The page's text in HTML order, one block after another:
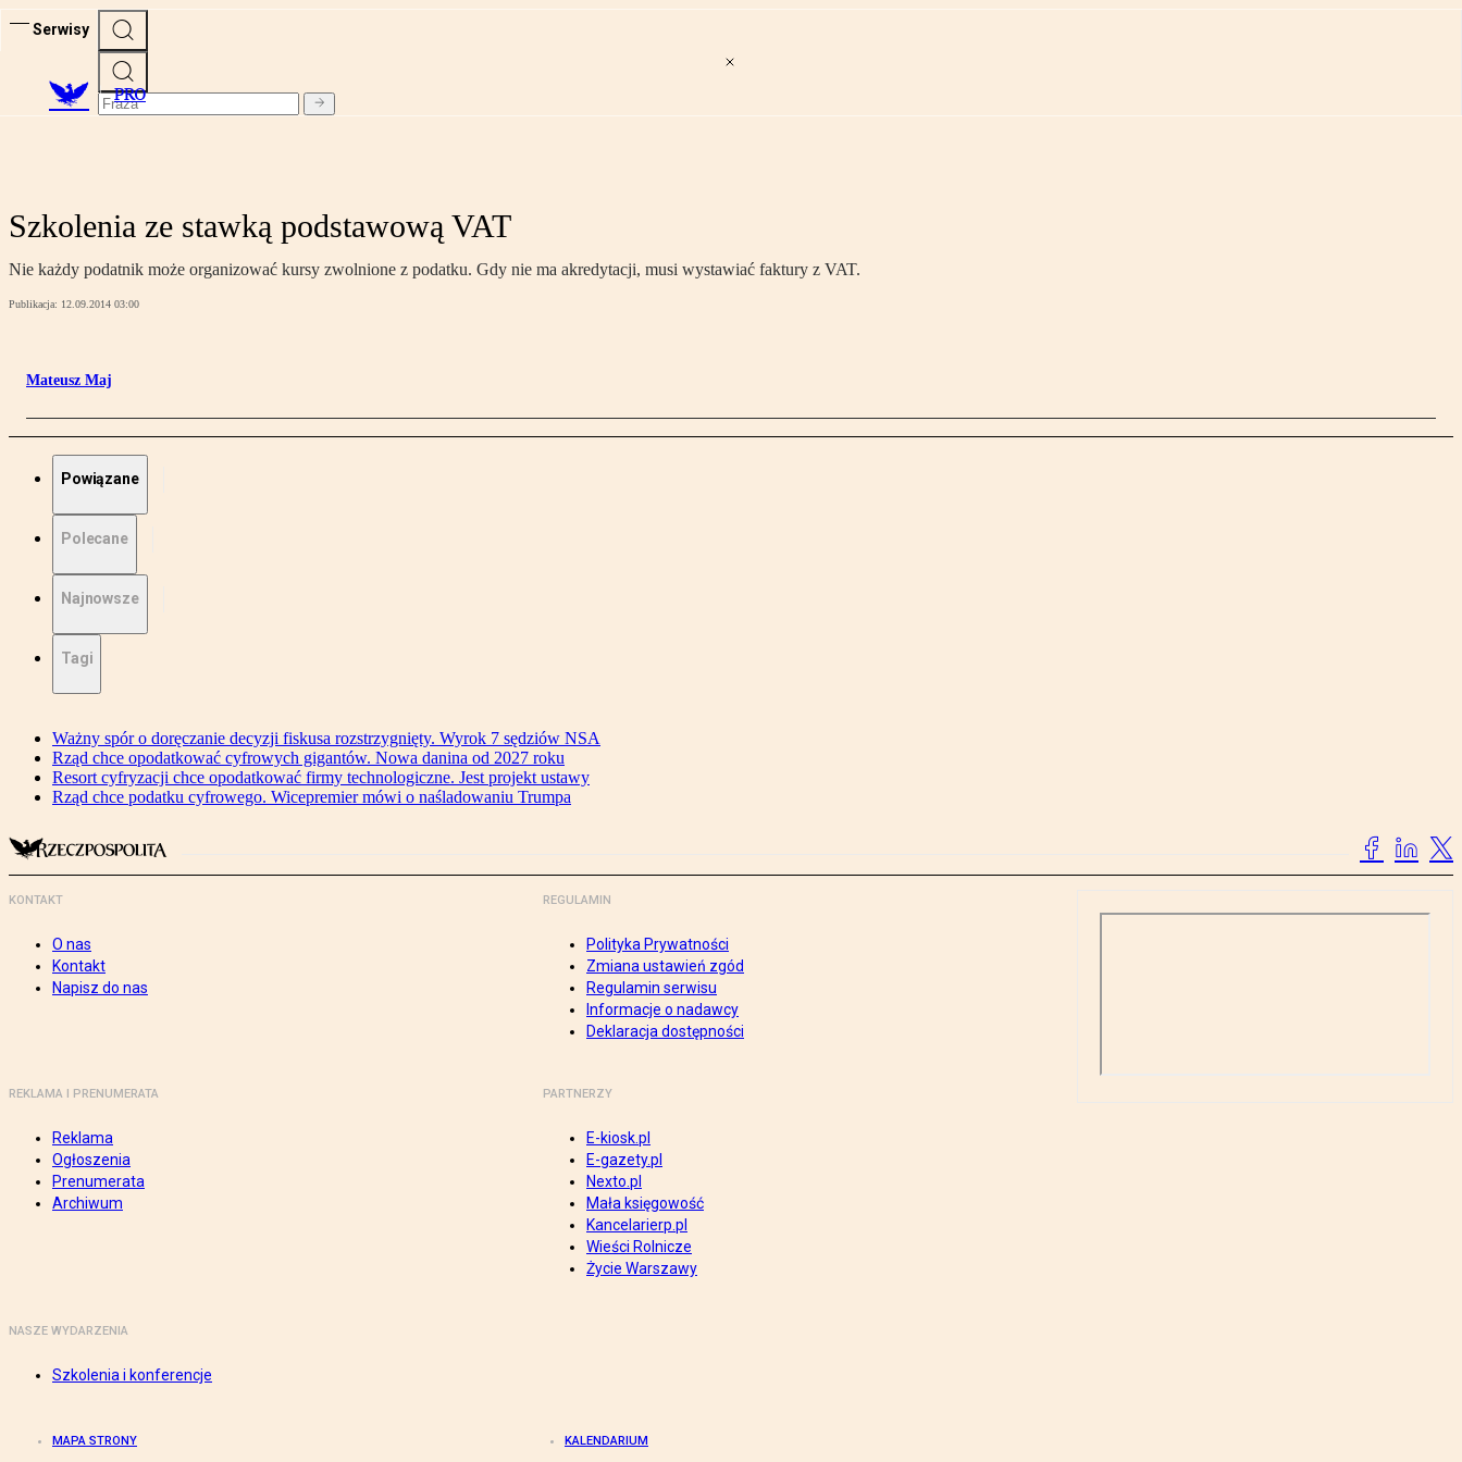
Serwisy
PRO
Szkolenia ze stawką podstawową VAT
Nie każdy podatnik może organizować kursy zwolnione z podatku. Gdy nie ma akredytacji, musi wystawiać faktury z VAT.
Publikacja: 12.09.2014 03:00
Mateusz Maj
Powiązane
Polecane
Najnowsze
Tagi
Ważny spór o doręczanie decyzji fiskusa rozstrzygnięty. Wyrok 7 sędziów NSA
Rząd chce opodatkować cyfrowych gigantów. Nowa danina od 2027 roku
Resort cyfryzacji chce opodatkować firmy technologiczne. Jest projekt ustawy
Rząd chce podatku cyfrowego. Wicepremier mówi o naśladowaniu Trumpa
KONTAKT
O nas
Kontakt
Napisz do nas
REGULAMIN
Polityka Prywatności
Zmiana ustawień zgód
Regulamin serwisu
Informacje o nadawcy
Deklaracja dostępności
REKLAMA I PRENUMERATA
Reklama
Ogłoszenia
Prenumerata
Archiwum
PARTNERZY
E-kiosk.pl
E-gazety.pl
Nexto.pl
Mała księgowość
Kancelarierp.pl
Wieści Rolnicze
Życie Warszawy
NASZE WYDARZENIA
Szkolenia i konferencje
MAPA STRONY KALENDARIUM